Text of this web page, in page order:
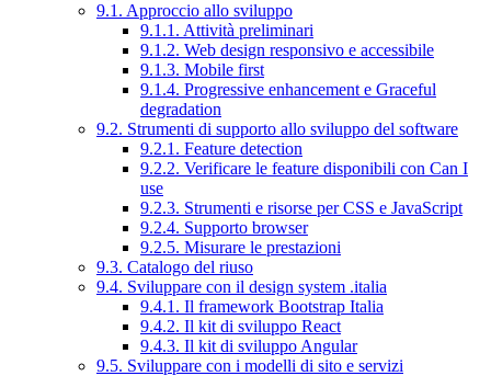
9.1. Approccio allo sviluppo
9.1.1. Attività preliminari
9.1.2. Web design responsivo e accessibile
9.1.3. Mobile first
9.1.4. Progressive enhancement e Graceful
degradation
9.2. Strumenti di supporto allo sviluppo del software
9.2.1. Feature detection
9.2.2. Verificare le feature disponibili con Can I
use
9.2.3. Strumenti e risorse per CSS e JavaScript
9.2.4. Supporto browser
9.2.5. Misurare le prestazioni
9.3. Catalogo del riuso
9.4. Sviluppare con il design system .italia
9.4.1. Il framework Bootstrap Italia
9.4.2. Il kit di sviluppo React
9.4.3. Il kit di sviluppo Angular
9.5. Sviluppare con i modelli di sito e servizi